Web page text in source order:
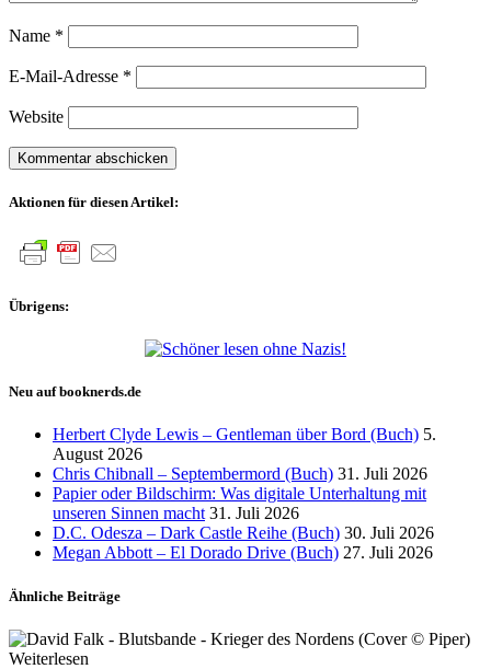
Name *
E-Mail-Adresse *
Website
Aktionen für diesen Artikel:
Übrigens:
Neu auf booknerds.de
Herbert Clyde Lewis – Gentleman über Bord (Buch) 5.
August 2026
Chris Chibnall – Septembermord (Buch) 31. Juli 2026
Papier oder Bildschirm: Was digitale Unterhaltung mit
unseren Sinnen macht 31. Juli 2026
D.C. Odesza – Dark Castle Reihe (Buch) 30. Juli 2026
Megan Abbott – El Dorado Drive (Buch) 27. Juli 2026
Ähnliche Beiträge
Weiterlesen